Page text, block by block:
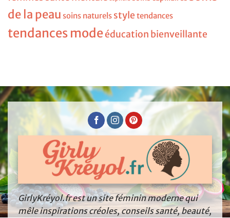
de la peau soins naturels style tendances
tendances mode éducation bienveillante
GirlyKréyol.fr est un site féminin moderne qui
mêle inspirations créoles, conseils santé, beauté,